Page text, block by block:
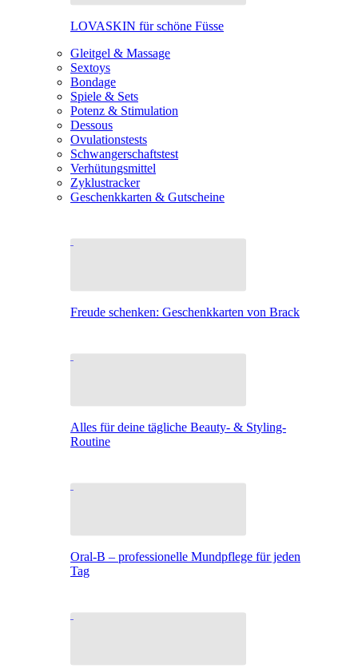
LOVASKIN für schöne Füsse
Gleitgel & Massage
Sextoys
Bondage
Spiele & Sets
Potenz & Stimulation
Dessous
Ovulationstests
Schwangerschaftstest
Verhütungsmittel
Zyklustracker
Geschenkkarten & Gutscheine
Freude schenken: Geschenkkarten von Brack
Alles für deine tägliche Beauty- & Styling-
Routine
Oral-B – professionelle Mundpflege für jeden
Tag